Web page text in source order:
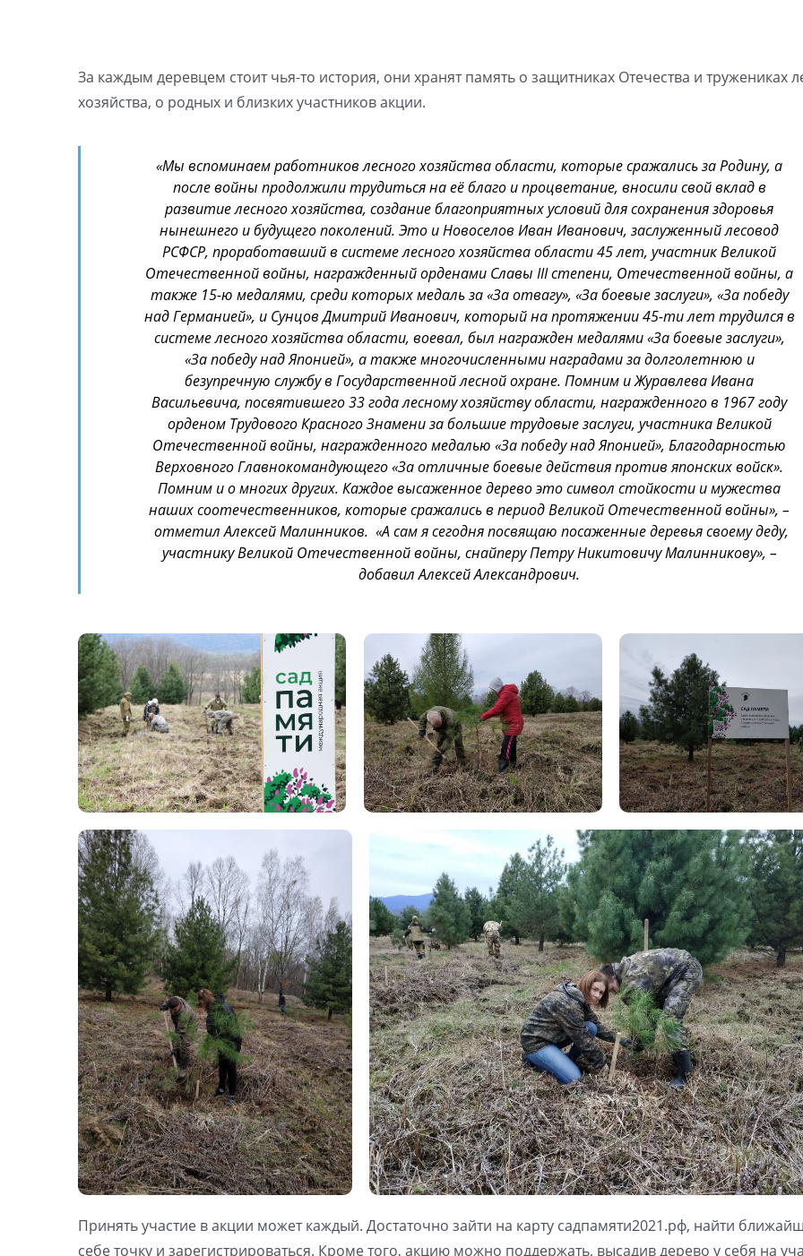
За каждым деревцем стоит чья-то история, они хранят память о защитниках Отечества и тружениках
хозяйства, о родных и близких участников акции.
«Мы вспоминаем работников лесного хозяйства области, которые сражались за Родину, а
после войны продолжили трудиться на её благо и процветание, вносили свой вклад в
развитие лесного хозяйства, создание благоприятных условий для сохранения здоровья
нынешнего и будущего поколений. Это и Новоселов Иван Иванович, заслуженный лесовод
РСФСР, проработавший в системе лесного хозяйства области 45 лет, участник Великой
Отечественной войны, награжденный орденами Славы III степени, Отечественной войны, а
также 15-ю медалями, среди которых медаль за «За отвагу», «За боевые заслуги», «За победу
над Германией», и Сунцов Дмитрий Иванович, который на протяжении 45-ти лет трудился в
системе лесного хозяйства области, воевал, был награжден медалями «За боевые заслуги»,
«За победу над Японией», а также многочисленными наградами за долголетнюю и
безупречную службу в Государственной лесной охране. Помним и Журавлева Ивана
Васильевича, посвятившего 33 года лесному хозяйству области, награжденного в 1967 году
орденом Трудового Красного Знамени за большие трудовые заслуги, участника Великой
Отечественной войны, награжденного медалью «За победу над Японией», Благодарностью
Верховного Главнокомандующего «За отличные боевые действия против японских войск».
Помним и о многих других. Каждое высаженное дерево это символ стойкости и мужества
наших соотечественников, которые сражались в период Великой Отечественной войны», –
отметил Алексей Малинников. «А сам я сегодня посвящаю посаженные деревья своему деду,
участнику Великой Отечественной войны, снайперу Петру Никитовичу Малинникову», –
добавил Алексей Александрович.
Принять участие в акции может каждый. Достаточно зайти на карту садпамяти2021.рф, найти
себе точку и зарегистрироваться. Кроме того, акцию можно поддержать, высадив дерево у себя на